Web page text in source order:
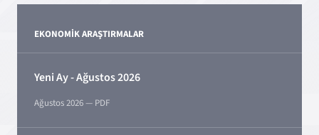
EKONOMİK ARAŞTIRMALAR
Yeni Ay - Ağustos 2026
Ağustos2026— PDF